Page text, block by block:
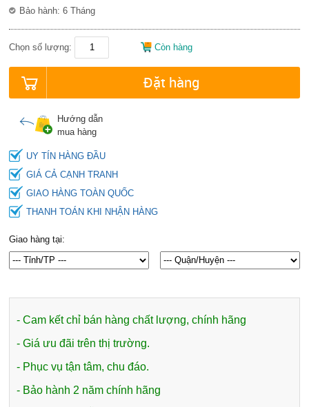
Bảo hành: 6 Tháng
Chọn số lượng: Còn hàng
Đặt hàng
Hướng dẫn
mua hàng
UY TÍN HÀNG ĐẦU
GIÁ CẢ CẠNH TRANH
GIAO HÀNG TOÀN QUỐC
THANH TOÁN KHI NHẬN HÀNG
Giao hàng tại:
- Cam kết chỉ bán hàng chất lượng, chính hãng
- Giá ưu đãi trên thị trường.
- Phục vụ tận tâm, chu đáo.
- Bảo hành 2 năm chính hãng